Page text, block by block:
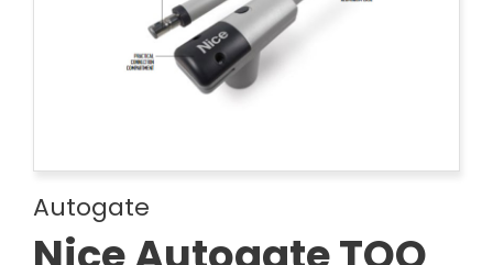
Autogate